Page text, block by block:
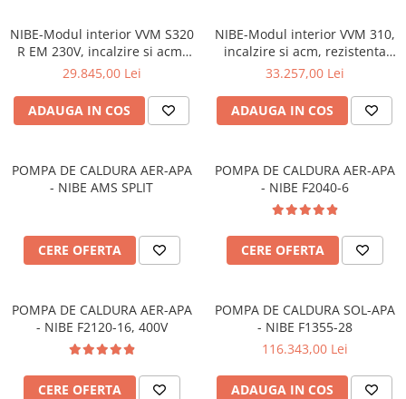
NIBE-Modul interior VVM S320
R EM 230V, incalzire si acm,
rezistenta electrica, inox
29.845,00 Lei
ADAUGA IN COS
NIBE-Modul interior VVM 310,
incalzire si acm, rezistenta
electrica
33.257,00 Lei
ADAUGA IN COS
POMPA DE CALDURA AER-APA
- NIBE AMS SPLIT
CERE OFERTA
POMPA DE CALDURA AER-APA
- NIBE F2040-6
CERE OFERTA
POMPA DE CALDURA AER-APA
- NIBE F2120-16, 400V
CERE OFERTA
POMPA DE CALDURA SOL-APA
- NIBE F1355-28
116.343,00 Lei
ADAUGA IN COS